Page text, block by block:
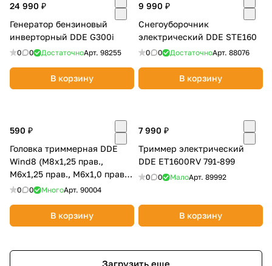
24 990 ₽
Генератор бензиновый
инверторный DDE G300i
0 0 ДостаточноАрт. 98255
В корзину
9 990 ₽
Снегоуборочник
электрический DDE STE160
0 0 ДостаточноАрт. 88076
В корзину
590 ₽
Головка триммерная DDE
Wind8 (М8х1,25 прав.,
М6х1,25 прав., М6х1,0 прав.)
644-443
0 0 МногоАрт. 90004
В корзину
7 990 ₽
Триммер электрический
DDE ET1600RV 791-899
0 0 МалоАрт. 89992
В корзину
Загрузить еще